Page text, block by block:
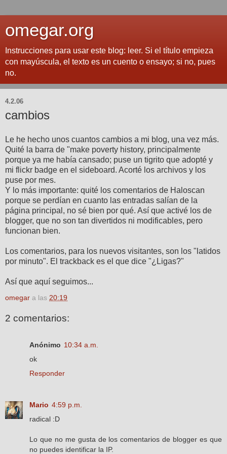
omegar.org
Instrucciones para usar este blog: leer. Si el título empieza
con mayúscula, el texto es un cuento o ensayo; si no, pues
no.
4.2.06
cambios
Le he hecho unos cuantos cambios a mi blog, una vez más.
Quité la barra de "make poverty history, principalmente
porque ya me había cansado; puse un tigrito que adopté y
mi flickr badge en el sideboard. Acorté los archivos y los
puse por mes.
Y lo más importante: quité los comentarios de Haloscan
porque se perdían en cuanto las entradas salían de la
página principal, no sé bien por qué. Así que activé los de
blogger, que no son tan divertidos ni modificables, pero
funcionan bien.
Los comentarios, para los nuevos visitantes, son los "latidos
por minuto". El trackback es el que dice "¿Ligas?"
Así que aquí seguimos...
omegar a las 20:19
2 comentarios:
Anónimo 10:34 a.m.
ok
Responder
Mario 4:59 p.m.
radical :D
Lo que no me gusta de los comentarios de blogger es que
no puedes identificar la IP.